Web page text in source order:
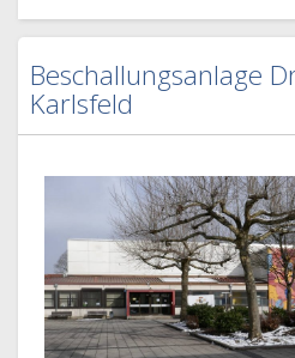
Beschallungsanlage
Karlsfeld